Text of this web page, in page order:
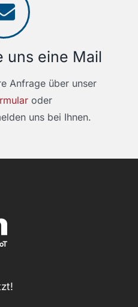
uns eine Mail
Anfrage über unser
oder
uns bei Ihnen.